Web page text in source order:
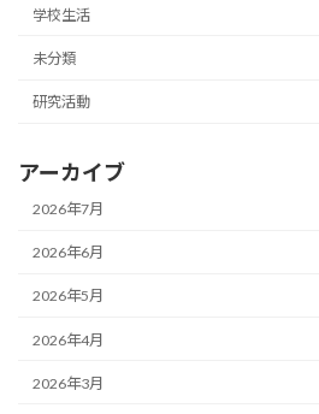
学校生活
未分類
研究活動
アーカイブ
2026年7月
2026年6月
2026年5月
2026年4月
2026年3月